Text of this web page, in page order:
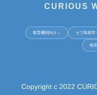
CURIOUS
教育機関向け → セブ島留学
格
Copyright c 2022